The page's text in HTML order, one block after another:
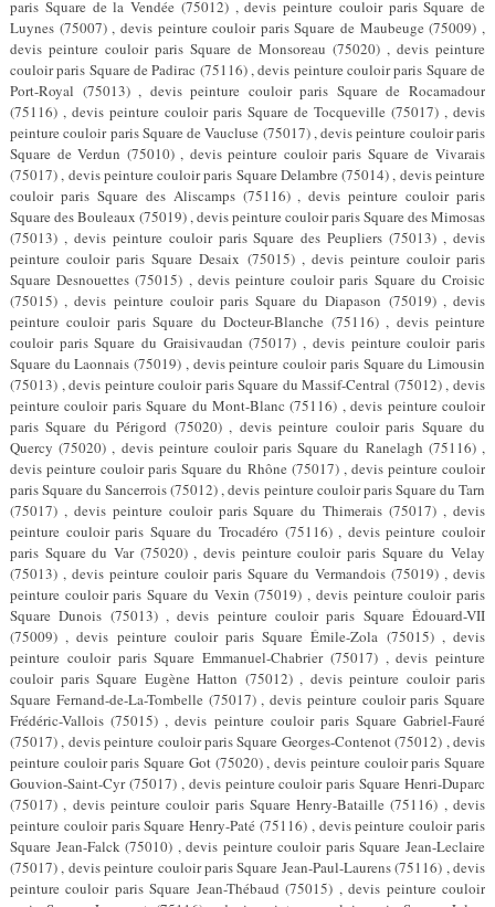
paris Square de la Vendée (75012) , devis peinture couloir paris Square de
Luynes (75007) , devis peinture couloir paris Square de Maubeuge (75009) ,
devis peinture couloir paris Square de Monsoreau (75020) , devis peinture
couloir paris Square de Padirac (75116) , devis peinture couloir paris Square de
Port-Royal (75013) , devis peinture couloir paris Square de Rocamadour
(75116) , devis peinture couloir paris Square de Tocqueville (75017) , devis
peinture couloir paris Square de Vaucluse (75017) , devis peinture couloir paris
Square de Verdun (75010) , devis peinture couloir paris Square de Vivarais
(75017) , devis peinture couloir paris Square Delambre (75014) , devis peinture
couloir paris Square des Aliscamps (75116) , devis peinture couloir paris
Square des Bouleaux (75019) , devis peinture couloir paris Square des Mimosas
(75013) , devis peinture couloir paris Square des Peupliers (75013) , devis
peinture couloir paris Square Desaix (75015) , devis peinture couloir paris
Square Desnouettes (75015) , devis peinture couloir paris Square du Croisic
(75015) , devis peinture couloir paris Square du Diapason (75019) , devis
peinture couloir paris Square du Docteur-Blanche (75116) , devis peinture
couloir paris Square du Graisivaudan (75017) , devis peinture couloir paris
Square du Laonnais (75019) , devis peinture couloir paris Square du Limousin
(75013) , devis peinture couloir paris Square du Massif-Central (75012) , devis
peinture couloir paris Square du Mont-Blanc (75116) , devis peinture couloir
paris Square du Périgord (75020) , devis peinture couloir paris Square du
Quercy (75020) , devis peinture couloir paris Square du Ranelagh (75116) ,
devis peinture couloir paris Square du Rhône (75017) , devis peinture couloir
paris Square du Sancerrois (75012) , devis peinture couloir paris Square du Tarn
(75017) , devis peinture couloir paris Square du Thimerais (75017) , devis
peinture couloir paris Square du Trocadéro (75116) , devis peinture couloir
paris Square du Var (75020) , devis peinture couloir paris Square du Velay
(75013) , devis peinture couloir paris Square du Vermandois (75019) , devis
peinture couloir paris Square du Vexin (75019) , devis peinture couloir paris
Square Dunois (75013) , devis peinture couloir paris Square Édouard-VII
(75009) , devis peinture couloir paris Square Émile-Zola (75015) , devis
peinture couloir paris Square Emmanuel-Chabrier (75017) , devis peinture
couloir paris Square Eugène Hatton (75012) , devis peinture couloir paris
Square Fernand-de-La-Tombelle (75017) , devis peinture couloir paris Square
Frédéric-Vallois (75015) , devis peinture couloir paris Square Gabriel-Fauré
(75017) , devis peinture couloir paris Square Georges-Contenot (75012) , devis
peinture couloir paris Square Got (75020) , devis peinture couloir paris Square
Gouvion-Saint-Cyr (75017) , devis peinture couloir paris Square Henri-Duparc
(75017) , devis peinture couloir paris Square Henry-Bataille (75116) , devis
peinture couloir paris Square Henry-Paté (75116) , devis peinture couloir paris
Square Jean-Falck (75010) , devis peinture couloir paris Square Jean-Leclaire
(75017) , devis peinture couloir paris Square Jean-Paul-Laurens (75116) , devis
peinture couloir paris Square Jean-Thébaud (75015) , devis peinture couloir